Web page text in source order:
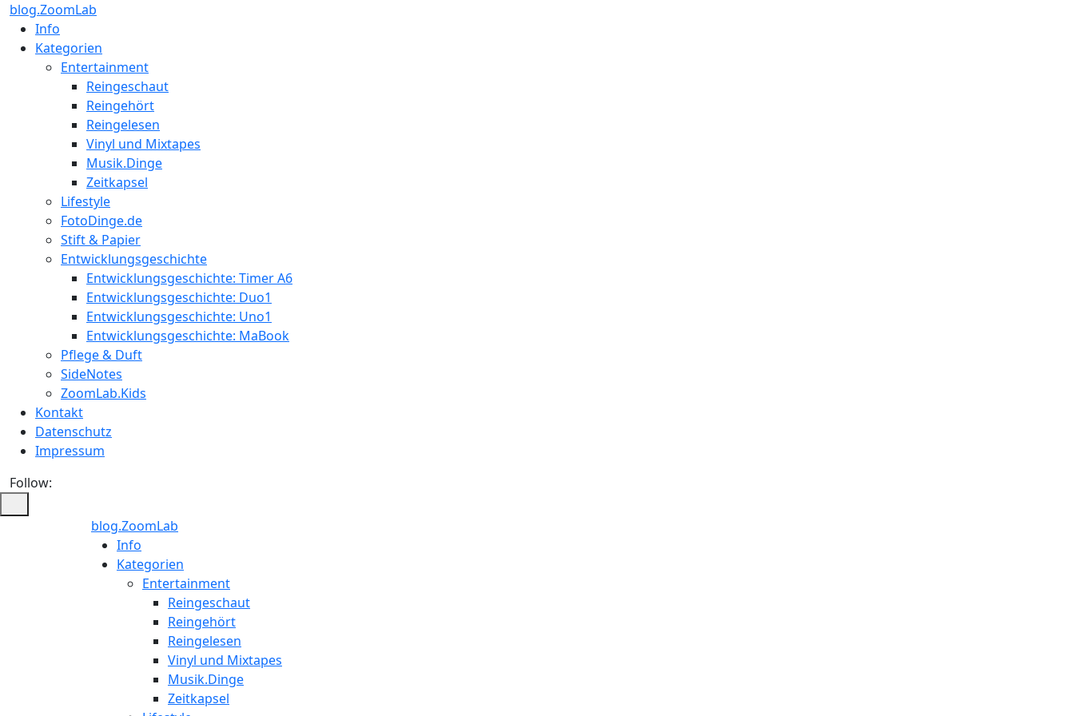
blog.ZoomLab
Info
Kategorien
Entertainment
Reingeschaut
Reingehört
Reingelesen
Vinyl und Mixtapes
Musik.Dinge
Zeitkapsel
Lifestyle
FotoDinge.de
Stift & Papier
Entwicklungsgeschichte
Entwicklungsgeschichte: Timer A6
Entwicklungsgeschichte: Duo1
Entwicklungsgeschichte: Uno1
Entwicklungsgeschichte: MaBook
Pflege & Duft
SideNotes
ZoomLab.Kids
Kontakt
Datenschutz
Impressum
Follow:
blog.ZoomLab
ZoomLab
pers.
Blog
Info
Kategorien
Entertainment
Reingeschaut
Reingehört
Reingelesen
Vinyl und Mixtapes
Musik.Dinge
Zeitkapsel